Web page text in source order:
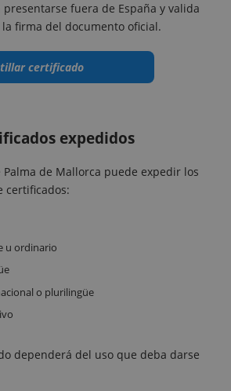
fuera de España y valida
firma del documento oficial.
certificado
expedidos
Palma de Mallorca puede expedir los
certificados:
u ordinario
o plurilingüe
dependerá del uso que deba darse